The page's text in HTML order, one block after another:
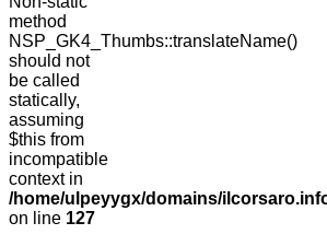
method
NSP_GK4_Thumbs::translateName()
should not
be called
statically,
assuming
$this from
incompatible
context in
/home/ulpeyygx/domains/
on line 127